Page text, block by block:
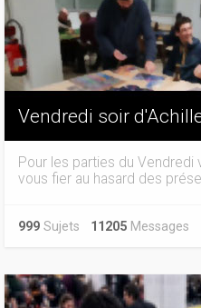
Vendredi soir
Pour les parties du Vendredi
vous fier au hasard des
999 Sujets 11205 Messages